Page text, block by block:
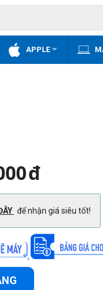
APPLE
đ
để nhận giá siêu tốt!